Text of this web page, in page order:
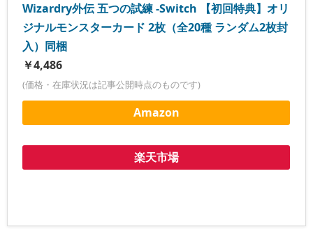
Wizardry外伝 五つの試練 -Switch 【初回特典】オリ
ジナルモンスターカード 2枚（全20種 ランダム2枚封
入）同梱
￥4,486
(価格・在庫状況は記事公開時点のものです)
Amazon
楽天市場